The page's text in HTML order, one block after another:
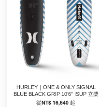
HURLEY｜ONE & ONLY SIGNAL
BLUE BLACK GRIP 10’6” ISUP 立槳
從NT$ 16,640起